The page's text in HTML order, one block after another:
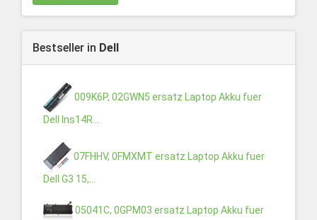
Bestseller in Dell
009K6P, 02GWN5 ersatz Laptop Akku fuer
Dell Ins14R...
07FHHV, 0FMXMT ersatz Laptop Akku fuer
Dell G3 15,...
05041C, 0GPM03 ersatz Laptop Akku fuer